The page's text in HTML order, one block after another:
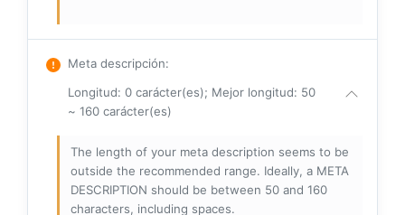
Meta descripción:
Longitud: 0 carácter(es); Mejor longitud: 50
~ 160 carácter(es)
The length of your meta description seems to be
outside the recommended range. Ideally, a META
DESCRIPTION should be between 50 and 160
characters, including spaces.